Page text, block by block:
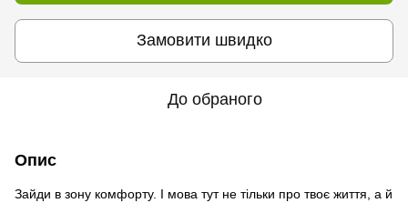
Замовити швидко
До обраного
Опис
Зайди в зону комфорту. І мова тут не тільки про твоє життя, а й